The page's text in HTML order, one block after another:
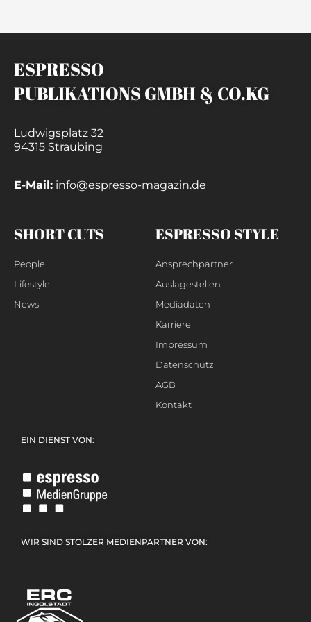
ESPRESSO
PUBLIKATIONS GMBH & CO.KG
Ludwigsplatz 32
94315 Straubing
E-Mail: info@espresso-magazin.de
SHORT CUTS
People
Lifestyle
News
ESPRESSO STYLE
Ansprechpartner
Auslagestellen
Mediadaten
Karriere
Impressum
Datenschutz
AGB
Kontakt
EIN DIENST VON:
WIR SIND STOLZER MEDIENPARTNER VON: